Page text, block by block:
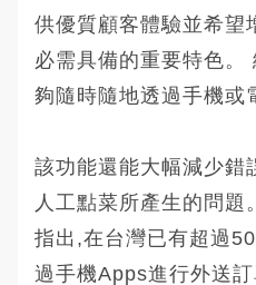
供優質顧客體驗並希望
必需具備的重要特色。
夠隨時隨地透過手機或
該功能還能大幅減少錯
人工點菜所產生的問
指出,在台灣已有超過
過手機Apps進行外送